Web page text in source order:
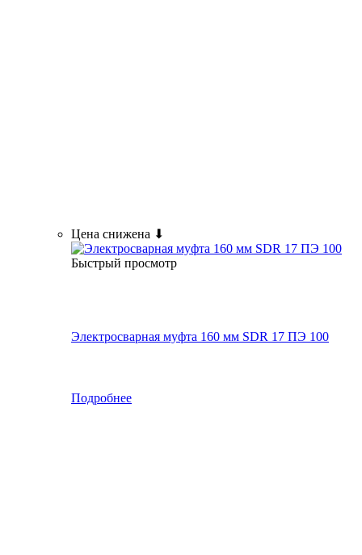
Цена снижена ⬇
Быстрый просмотр
Электросварная муфта 160 мм SDR 17 ПЭ 100
Подробнее